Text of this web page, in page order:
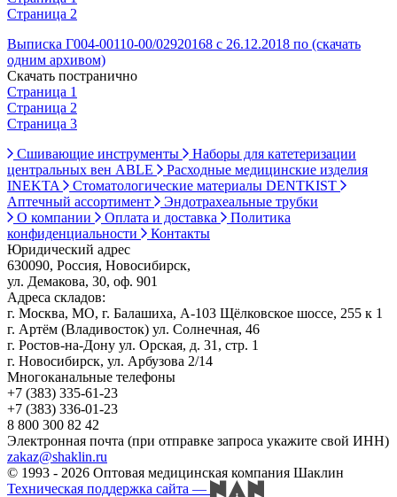
Страница 2
Выписка Г004-00110-00/02920168 с 26.12.2018 по (скачать
одним архивом)
Скачать постранично
Страница 1
Страница 2
Страница 3
Сшивающие инструменты
Наборы для катетеризации
центральных вен ABLE
Расходные медицинские изделия
INEKTA
Стоматологические материалы DENTKIST
Аптечный ассортимент
Эндотрахеальные трубки
О компании
Оплата и доставка
Политика
конфиденциальности
Контакты
Юридический адрес
630090, Россия, Новосибирск,
ул. Демакова, 30, оф. 901
Адреса складов:
г. Москва, МО, г. Балашиха, А-103 Щёлковское шоссе, 255 к 1
г. Артём (Владивосток) ул. Солнечная, 46
г. Ростов-на-Дону ул. Орская, д. 31, стр. 1
г. Новосибирск, ул. Арбузова 2/14
Многоканальные телефоны
+7 (383) 335-61-23
+7 (383) 336-01-23
8 800 300 82 42
Электронная почта (при отправке запроса укажите свой ИНН)
zakaz@shaklin.ru
© 1993 - 2026 Оптовая медицинская компания Шаклин
Техническая поддержка сайта —